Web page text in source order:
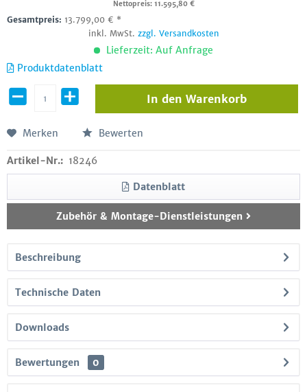
Nettopreis: 11.595,80 €
Gesamtpreis: 13.799,00 € *
inkl. MwSt. zzgl. Versandkosten
Lieferzeit: Auf Anfrage
Produktdatenblatt
In den Warenkorb
Merken Bewerten
Artikel-Nr.: 18246
Datenblatt
Zubehör & Montage-Dienstleistungen
Beschreibung
Technische Daten
Downloads
Bewertungen 0